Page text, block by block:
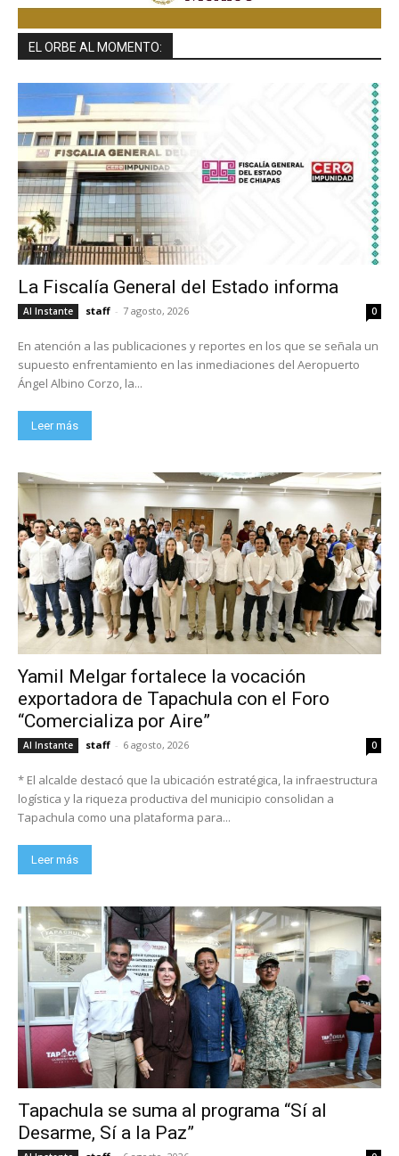
EL ORBE AL MOMENTO:
La Fiscalía General del Estado informa
Al Instante staff - 7 agosto, 2026 0
En atención a las publicaciones y reportes en los que se señala un
supuesto enfrentamiento en las inmediaciones del Aeropuerto
Ángel Albino Corzo, la...
Leer más
Yamil Melgar fortalece la vocación
exportadora de Tapachula con el Foro
“Comercializa por Aire”
Al Instante staff - 6 agosto, 2026 0
* El alcalde destacó que la ubicación estratégica, la infraestructura
logística y la riqueza productiva del municipio consolidan a
Tapachula como una plataforma para...
Leer más
Tapachula se suma al programa “Sí al
Desarme, Sí a la Paz”